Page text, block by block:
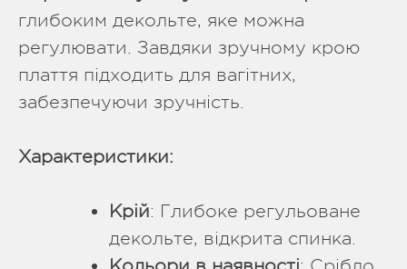
глибоким декольте, яке можна
регулювати. Завдяки зручному крою
плаття підходить для вагітних,
забезпечуючи зручність.
Характеристики:
Крій: Глибоке регульоване
декольте, відкрита спинка.